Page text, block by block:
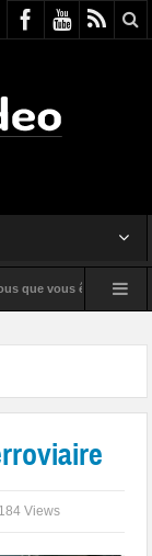
vous êtes super !
Views